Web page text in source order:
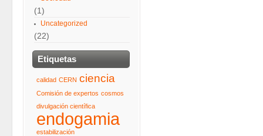
(1)
Uncategorized
(22)
Etiquetas
calidad CERN ciencia
Comisión de expertos cosmos
divulgación científica
endogamia
estabilización